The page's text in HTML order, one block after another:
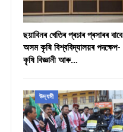
ছয়াবিনৰ খেতিৰ প্ৰচাৰ প্ৰসাৰৰ বাবে
অসম কৃষি বিশ্ববিদ্যালয়ৰ পদক্ষেপ-
কৃষি বিজ্ঞানী আৰু…
উদ্যমী